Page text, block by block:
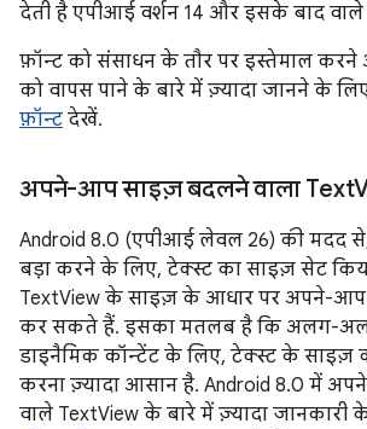
देती है एपीआई वर्शन 14 और इसके बाद वाले
फ़ॉन्ट को संसाधन के तौर पर इस्तेमाल करने
को वापस पाने के बारे में ज़्यादा जानने के
फ़ॉन्ट देखें.
अपने-आप साइज़ बदलने वाला Text
Android 8.0 (एपीआई लेवल 26) की मदद
बड़ा करने के लिए, टेक्स्ट का साइज़ सेट
TextView के साइज़ के आधार पर अपने-आप
कर सकते हैं. इसका मतलब है कि अलग-अलग
डाइनैमिक कॉन्टेंट के लिए, टेक्स्ट के साइज़
करना ज़्यादा आसान है. Android 8.0 में
वाले TextView के बारे में ज़्यादा जानकारी